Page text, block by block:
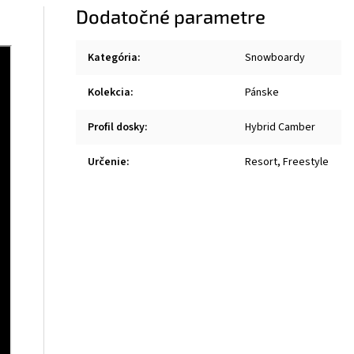
Dodatočné parametre
Kategória: Snowboardy
Kolekcia: Pánske
Profil dosky: Hybrid Camber
Určenie: Resort, Freestyle